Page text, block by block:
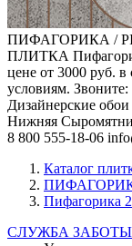
ПИФАГОРИКА /
ПЛИТКА
цене от 3000 руб. в
условиям.
Дизайнерские
Нижняя
8 800 555-18-06
Каталог
Пифагорика
СЛУЖБА